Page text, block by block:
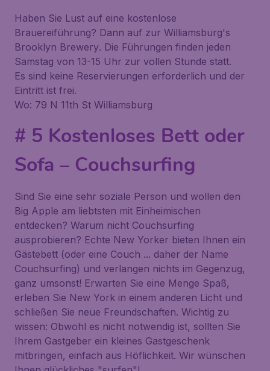
Haben Sie Lust auf eine kostenlose
Brauereiführung? Dann auf zur Williamsburg's
Brooklyn Brewery. Die Führungen finden jeden
Samstag von 13-15 Uhr zur vollen Stunde statt.
Es sind keine Reservierungen erforderlich und der
Eintritt ist frei.
Wo: 79 N 11th St Williamsburg
# 5 Kostenloses Bett oder
Sofa – Couchsurfing
Sind Sie eine sehr soziale Person und wollen den
Big Apple am liebtsten mit Einheimischen
entdecken? Warum nicht Couchsurfing
ausprobieren? Echte New Yorker bieten Ihnen ein
Gästebett (oder eine Couch ... daher der Name
Couchsurfing) und verlangen nichts im Gegenzug,
ganz umsonst! Erwarten Sie eine Menge Spaß,
erleben Sie New York in einem anderen Licht und
schließen Sie neue Freundschaften. Wichtig zu
wissen: Obwohl es nicht notwendig ist, sollten Sie
Ihrem Gastgeber ein kleines Gastgeschenk
mitbringen, einfach aus Höflichkeit. Wir wünschen